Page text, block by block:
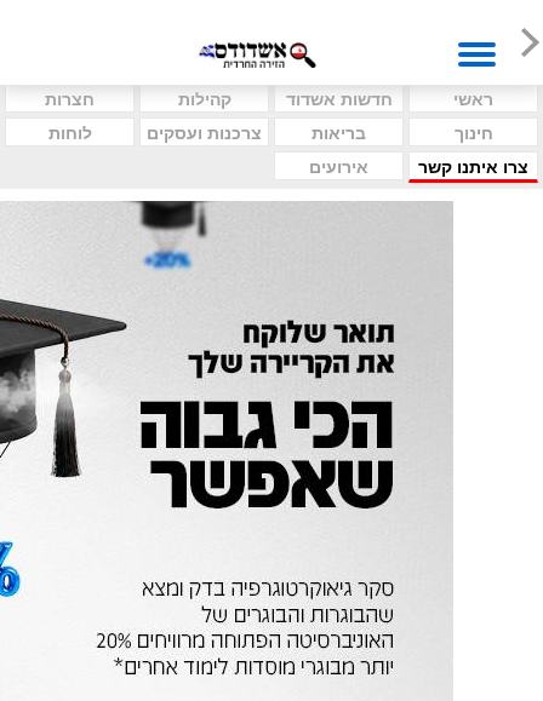
ראשי חדשות אשדוד קהילות
חצרות
חינוך
בריאות צרכנות ועסקים
לוחות
צרו איתנו קשר
אירועים